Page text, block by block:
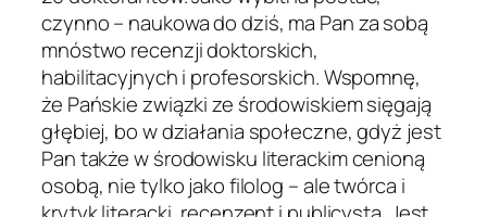
czynno – naukowa do dziś, ma Pan za sobą
mnóstwo recenzji doktorskich,
habilitacyjnych i profesorskich. Wspomnę,
że Pańskie związki ze środowiskiem sięgają
głębiej, bo w działania społeczne, gdyż jest
Pan także w środowisku literackim cenioną
osobą, nie tylko jako filolog – ale twórca i